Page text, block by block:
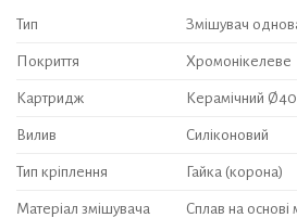
Тип Змішувач
Покриття Хромонікелеве
Картридж Керамічний
Вилив Силіконовий
Тип кріплення Гайка (корона)
Матеріал змішувача Сплав на основі